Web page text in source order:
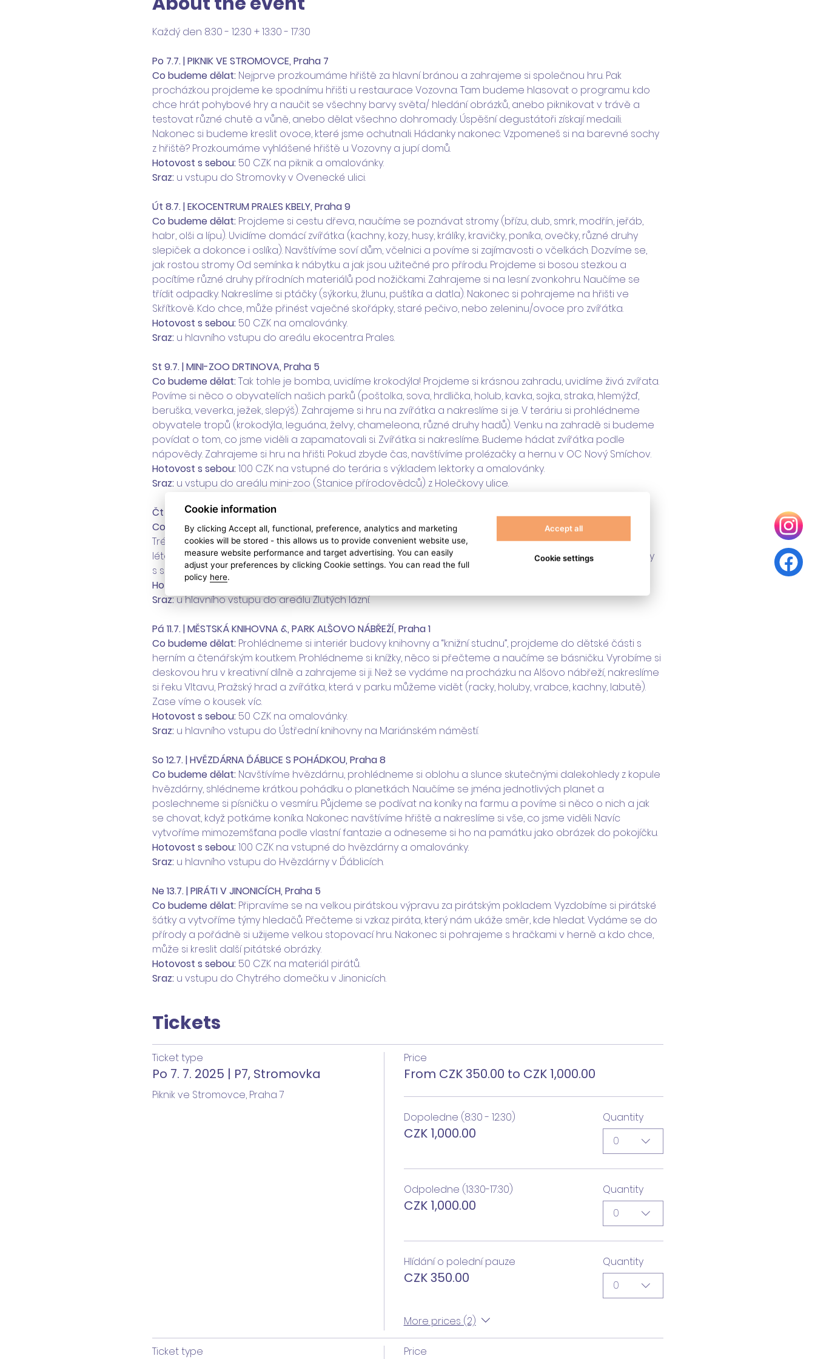
Každý den 8:30 - 12:30 + 13:30 - 17:30
Po 7.7. | PIKNIK VE STROMOVCE, Praha 7
Co budeme dělat: Nejprve prozkoumáme hřiště za hlavní bránou a zahrajeme si společnou hru. Pak
procházkou projdeme ke spodnímu hřišti u restaurace Vozovna. Tam budeme hlasovat o programu: kdo
chce hrát pohybové hry a naučit se všechny barvy světa/ hledání obrázků, anebo piknikovat v trávě a
testovat různé chutě a vůně, anebo dělat všechno dohromady. Úspěšní degustátoři získají medaili.
Nakonec si budeme kreslit ovoce, které jsme ochutnali. Hádanky nakonec: Vzpomeneš si na barevné sochy
z hřiště? Prozkoumáme vyhlášené hřiště u Vozovny a jupí domů.
Hotovost s sebou: 50 CZK na piknik a omalovánky.
Sraz: u vstupu do Stromovky v Ovenecké ulici.
Út 8.7. | EKOCENTRUM PRALES KBELY, Praha 9
Co budeme dělat: Projdeme si cestu dřeva, naučíme se poznávat stromy (břízu, dub, smrk, modřín, jeřáb,
habr, olši a lípu). Uvidíme domácí zvířátka (kachny, kozy, husy, králíky, kravičky, poníka, ovečky, různé druhy
slepiček a dokonce i oslíka). Navštívíme soví dům, včelnici a povíme si zajímavosti o včelkách. Dozvíme se,
jak rostou stromy Od semínka k nábytku a jak jsou užitečné pro přírodu. Projdeme si bosou stezkou a
pocítíme různé druhy přírodních materiálů pod nožičkami. Zahrajeme si na lesní zvonkohru. Naučíme se
třídit odpadky. Nakreslíme si ptáčky (sýkorku, žlunu, puštíka a datla). Nakonec si pohrajeme na hřišti ve
Skřítkově. Kdo chce, může přinést vaječné skořápky, staré pečivo, nebo zeleninu/ovoce pro zvířátka.
Hotovost s sebou: 50 CZK na omalovánky.
Sraz: u hlavního vstupu do areálu ekocentra Prales.
St 9.7. | MINI-ZOO DRTINOVA, Praha 5
Co budeme dělat: Tak tohle je bomba, uvidíme krokodýla! Projdeme si krásnou zahradu, uvidíme živá zvířata.
Povíme si něco o obyvatelích našich parků (poštolka, sova, hrdlička, holub, kavka, sojka, straka, hlemýžď,
beruška, veverka, ježek, slepýš). Zahrajeme si hru na zvířátka a nakreslíme si je. V teráriu si prohlédneme
obyvatele tropů (krokodýla, leguána, želvy, chameleona, různé druhy hadů). Venku na zahradě si budeme
povídat o tom, co jsme viděli a zapamatovali si. Zvířátka si nakreslíme. Budeme hádat zvířátka podle
nápovědy. Zahrajeme si hru na hřišti. Pokud zbyde čas, navštívíme prolézačky a hernu v OC Nový Smíchov.
Hotovost s sebou: 100 CZK na vstupné do terária s výkladem lektorky a omalovánky.
Sraz: u vstupu do areálu mini-zoo (Stanice přírodovědců) z Holečkovy ulice.
Čt 10.7. | ŽLUTÉ LÁZNĚ, Praha 4
Co budeme dělat: Stavíme hrady z písku a balónkové dráhy pro hopíky. Hrajeme si ve vodě a s vodou.
Trénujeme hry na koordinaci pohybu, čteme si pohádky ve stínu a vyprávíme si o tom, co rádi děláme v
létě. Učíme se básničku a hopsací sestavu. Překvápko pro rodiče! Opalovací krém, rukávky, osušku a plavky
s sebou!
Hotovost s sebou:
Sraz: u hlavního vstupu do areálu Žlutých lázní.
Pá 11.7. | MĚSTSKÁ KNIHOVNA &, PARK ALŠOVO NÁBŘEŽÍ, Praha 1
Co budeme dělat: Prohlédneme si interiér budovy knihovny a “knižní studnu”, projdeme do dětské části s
herním a čtenářským koutkem. Prohlédneme si knížky, něco si přečteme a naučíme se básničku. Vyrobíme si
deskovou hru v kreativní dílně a zahrajeme si ji. Než se vydáme na procházku na Alšovo nábřeží, nakreslíme
si řeku Vltavu, Pražský hrad a zvířátka, která v parku můžeme vidět (racky, holuby, vrabce, kachny, labutě).
Zase víme o kousek víc.
Hotovost s sebou: 50 CZK na omalovánky.
Sraz: u hlavního vstupu do Ústřední knihovny na Mariánském náměstí.
So 12.7. | HVĚZDÁRNA ĎÁBLICE S POHÁDKOU, Praha 8
Co budeme dělat: Navštívíme hvězdárnu, prohlédneme si oblohu a slunce skutečnými dalekohledy z kopule
hvězdárny, shlédneme krátkou pohádku o planetkách. Naučíme se jména jednotlivých planet a
poslechneme si písničku o vesmíru. Půjdeme se podívat na koníky na farmu a povíme si něco o nich a jak
se chovat, když potkáme koníka. Nakonec navštívíme hřiště a nakreslíme si vše, co jsme viděli. Navíc
vytvoříme mimozemšťana podle vlastní fantazie a odneseme si ho na památku jako obrázek do pokojíčku.
Hotovost s sebou: 100 CZK na vstupné do hvězdárny a omalovánky.
Sraz: u hlavního vstupu do Hvězdárny v Ďáblicích.
Ne 13.7. | PIRÁTI V JINONICÍCH, Praha 5
Co budeme dělat: Připravíme se na velkou pirátskou výpravu za pirátským pokladem. Vyzdobíme si pirátské
šátky a vytvoříme týmy hledačů. Přečteme si vzkaz piráta, který nám ukáže směr, kde hledat. Vydáme se do
přírody a pořádně si užijeme velkou stopovací hru. Nakonec si pohrajeme s hračkami v herně a kdo chce,
může si kreslit další pitátské obrázky.
Hotovost s sebou: 50 CZK na materiál pirátů.
Sraz: u vstupu do Chytrého domečku v Jinonicích.
Tickets
Ticket type
Po 7. 7. 2025 | P7, Stromovka
Piknik ve Stromovce, Praha 7
Price
From CZK 350.00 to CZK 1,000.00
Dopoledne (8:30 - 12:30)
CZK 1,000.00
Quantity
0
Odpoledne (13:30-17:30)
CZK 1,000.00
Quantity
0
Hlídání o polední pauze
CZK 350.00
Quantity
0
More prices (2)
Ticket type Price
Cookie information
By clicking Accept all, functional, preference, analytics and marketing
cookies will be stored - this allows us to provide convenient website use,
measure website performance and target advertising. You can easily
adjust your preferences by clicking Cookie settings. You can read the full
policy here.
Accept all
Cookie settings